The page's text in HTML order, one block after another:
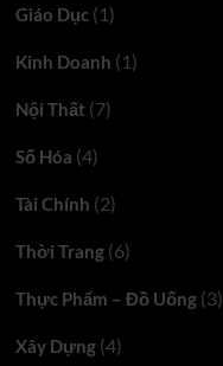
Giáo Dục(1)
Kinh Doanh (1)
Nội Thất (7)
Số Hóa (4)
Tài Chính (2)
Thời Trang(6)
Thực Phẩm – Đồ Uống(3)
Xây Dựng(4)